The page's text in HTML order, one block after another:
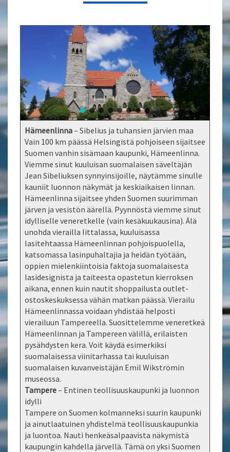
Hämeenlinna– Sibelius ja tuhansien järvien maa
Vain 100 km päässä Helsingistä pohjoiseen sijaitsee
Suomen vanhin sisämaan kaupunki, Hämeenlinna.
Viemme sinut kuuluisan suomalaisen säveltäjän
Jean Sibeliuksen synnyinsijoille, näytämme sinulle
kauniit luonnon näkymät ja keskiaikaisen linnan.
Hämeenlinna sijaitsee yhden Suomen suurimman
järven ja vesistön äärellä. Pyynnöstä viemme sinut
idylliselle veneretkelle (vain kesäkuukausina). Älä
unohda vierailla Iittalassa, kuuluisassa
lasitehtaassa Hämeenlinnan pohjoispuolella,
katsomassa lasinpuhaltajia ja heidän työtään,
oppien mielenkiintoisia faktoja suomalaisesta
lasidesignista ja taiteesta opastetun kierroksen
aikana, ennen kuin nautit shoppailusta outlet-
ostoskeskuksessa vähän matkan päässä. Vierailu
Hämeenlinnassa voidaan yhdistää helposti
vierailuun Tampereella. Suosittelemme veneretkeä
Hämeenlinnan ja Tampereen välillä, erilaisten
pysähdysten kera. Voit käydä esimerkiksi
suomalaisessa viinitarhassa tai kuuluisan
suomalaisen kuvanveistäjän Emil Wikströmin
museossa.
Tampere– Entinen teollisuuskaupunki ja luonnon
idylli
Tampere on Suomen kolmanneksi suurin kaupunki
ja ainutlaatuinen yhdistelmä teollisuuskaupunkia
ja luontoa. Nauti henkeäsalpaavista näkymistä
kaupungin kahdella järvellä. Tämä on yksi Suomen